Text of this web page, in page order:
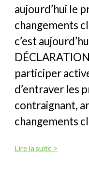
aujourd’hui le
changements
c’est
participer
d’entraver les
contraignant,
changements
Lire la suite >